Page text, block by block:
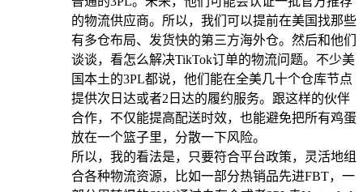
的物流供应商。所以，我们可以提前在美国找那些
有多仓布局、发货快的第三方海外仓。然后和他们
谈谈，看怎么解决TikTok订单的物流问题。不少美
国本土的3PL都说，他们能在全美几十个仓库节点
提供次日达或者2日达的履约服务。跟这样的伙伴
合作，不仅能提高配送时效，也能避免把所有鸡蛋
放在一个篮子里，分散一下风险。
所以，我的看法是，只要符合平台政策，灵活地组
合各种物流资源，比如一部分热销品先进FBT，一